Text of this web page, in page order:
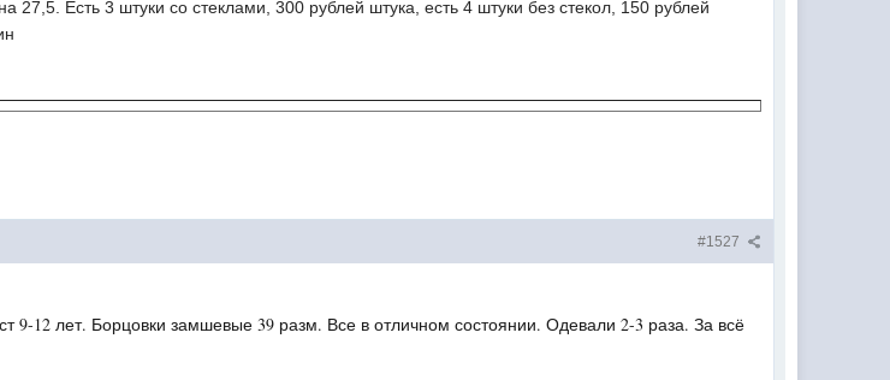
27,5. Есть 3 штуки со стеклами, 300 рублей штука, есть 4 штуки без стекол, 150 рублей
#1527
9-12 лет. Борцовки замшевые 39 разм. Все в отличном состоянии. Одевали 2-3 раза. За всё